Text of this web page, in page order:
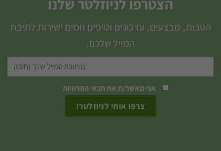
מספר
ניתן
האפשרויות
בעמוד
הצטרפו לניוזלטר שלנו
הטבות, מבצעים, עדכונים וטיפים חמים ישירות לתיבת
המייל שלכם.
אני מאשר/ת אתתנאי הפרטיות